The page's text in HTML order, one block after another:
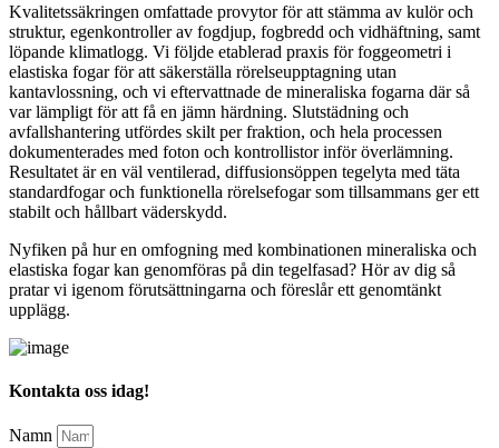
Kvalitetssäkringen omfattade provytor för att stämma av kulör och
struktur, egenkontroller av fogdjup, fogbredd och vidhäftning, samt
löpande klimatlogg. Vi följde etablerad praxis för foggeometri i
elastiska fogar för att säkerställa rörelseupptagning utan
kantavlossning, och vi eftervattnade de mineraliska fogarna där så
var lämpligt för att få en jämn härdning. Slutstädning och
avfallshantering utfördes skilt per fraktion, och hela processen
dokumenterades med foton och kontrollistor inför överlämning.
Resultatet är en väl ventilerad, diffusionsöppen tegelyta med täta
standardfogar och funktionella rörelsefogar som tillsammans ger ett
stabilt och hållbart väderskydd.
Nyfiken på hur en omfogning med kombinationen mineraliska och
elastiska fogar kan genomföras på din tegelfasad? Hör av dig så
pratar vi igenom förutsättningarna och föreslår ett genomtänkt
upplägg.
Kontakta oss idag!
Namn